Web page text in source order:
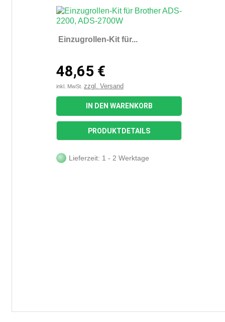
Einzugrollen-Kit für...
48,65 €
inkl. MwSt. zzgl. Versand
IN DEN WARENKORB
PRODUKTDETAILS
Lieferzeit: 1 - 2 Werktage